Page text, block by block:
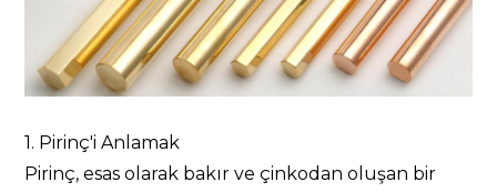
1. Pirinç'i Anlamak
Pirinç, esas olarak bakır ve çinkodan oluşan bir